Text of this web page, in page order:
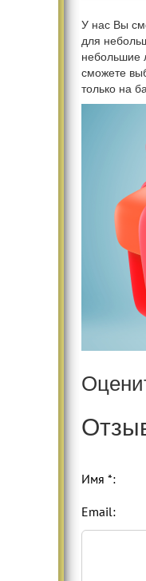
У нас Вы
для
небольшие
сможете
только на
Имя *:
Email: